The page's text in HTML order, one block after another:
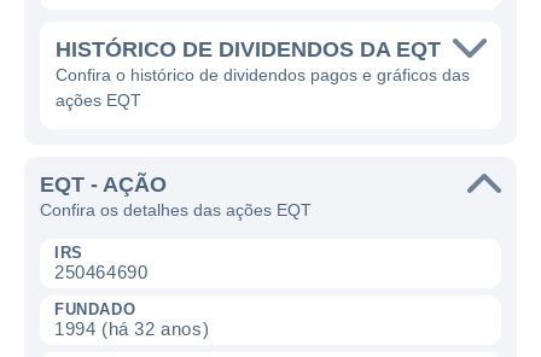
HISTÓRICO DE DIVIDENDOS DA EQT
Confira o histórico de dividendos pagos e gráficos das
ações EQT
EQT - AÇÃO
Confira os detalhes das ações EQT
IRS
250464690
FUNDADO
1994 (há 32 anos)